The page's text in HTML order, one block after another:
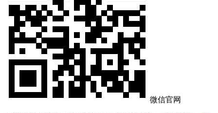
微信官网